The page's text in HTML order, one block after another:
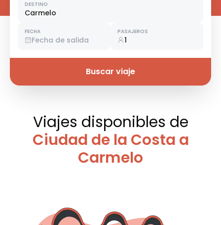
DESTINO
Carmelo
FECHA
Fecha de salida
PASAJEROS
1
Buscar viaje
Viajes disponibles de
Ciudad de la Costa a
Carmelo